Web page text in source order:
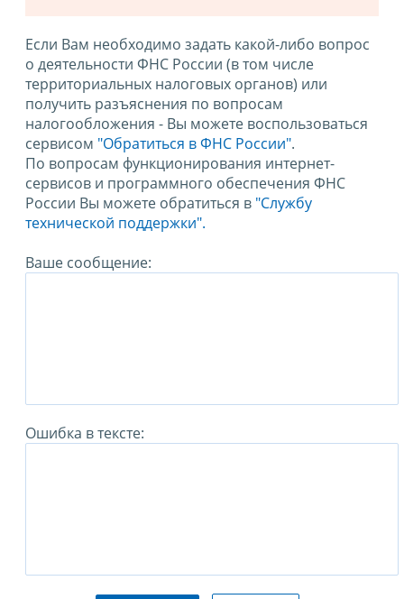
Если Вам необходимо задать какой-либо вопрос
о деятельности ФНС России (в том числе
территориальных налоговых органов) или
получить разъяснения по вопросам
налогообложения - Вы можете воспользоваться
сервисом "Обратиться в ФНС России".
По вопросам функционирования интернет-
сервисов и программного обеспечения ФНС
России Вы можете обратиться в "Службу
технической поддержки".
Ваше сообщение:
Ошибка в тексте: